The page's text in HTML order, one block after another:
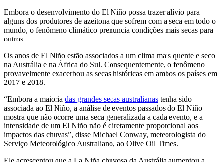
Embora o desenvolvimento do El Niño possa trazer alívio para
alguns dos produtores de azeitona que sofrem com a seca em todo o
mundo, o fenômeno climático prenuncia condições mais secas para
outros.
Os anos de El Niño estão associados a um clima mais quente e seco
na Austrália e na África do Sul. Consequentemente, o fenômeno
provavelmente exacerbou as secas históricas em ambos os países em
2017 e 2018.
“Embora a maioria das grandes secas australianas tenha sido
associada ao El Niño, a análise de eventos passados do El Niño
mostra que não ocorre uma seca generalizada a cada evento, e a
intensidade de um El Niño não é diretamente proporcional aos
impactos das chuvas”, disse Michael Conway, meteorologista do
Serviço Meteorológico Australiano, ao Olive Oil Times.
Ele acrescentou que a La Niña chuvosa da Austrália aumentou a